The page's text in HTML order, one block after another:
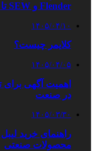
Flender و SEW تا تولیدکنندگان تخصصی ایرانی
۱۴۰۵/۰۴/۱۰
کلایمر چیست؟
۱۴۰۵/۰۴/۰۵
اهمیت آگهی برای
در صنعت
۱۴۰۵/۰۳/۳۰
راهنمای خرید
محصولات صنعتی